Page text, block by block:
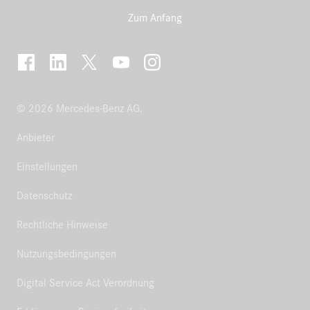
Zum Anfang
© 2026 Mercedes-Benz AG.
Anbieter
Einstellungen
Datenschutz
Rechtliche Hinweise
Nutzungsbedingungen
Digital Service Act Verordnung